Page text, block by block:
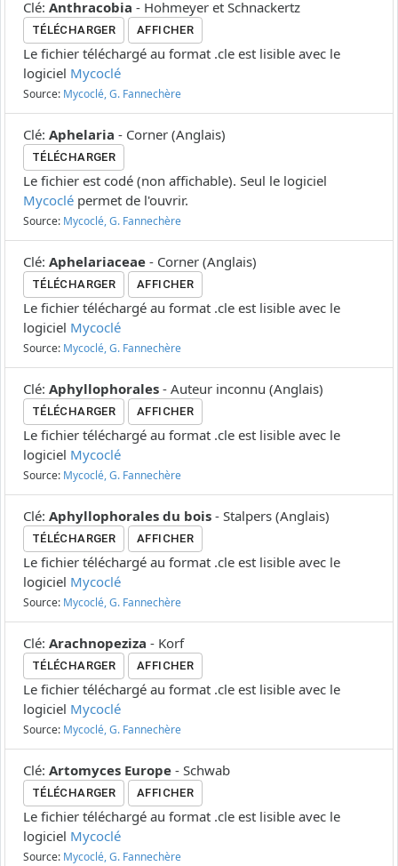
Clé: Anthracobia - Hohmeyer et Schnackertz
TÉLÉCHARGER AFFICHER
Le fichier téléchargé au format .cle est lisible avec le
logiciel Mycoclé
Source: Mycoclé, G. Fannechère
Clé: Aphelaria - Corner (Anglais)
TÉLÉCHARGER
Le fichier est codé (non affichable). Seul le logiciel
Mycoclé permet de l'ouvrir.
Source: Mycoclé, G. Fannechère
Clé: Aphelariaceae - Corner (Anglais)
TÉLÉCHARGER AFFICHER
Le fichier téléchargé au format .cle est lisible avec le
logiciel Mycoclé
Source: Mycoclé, G. Fannechère
Clé: Aphyllophorales - Auteur inconnu (Anglais)
TÉLÉCHARGER AFFICHER
Le fichier téléchargé au format .cle est lisible avec le
logiciel Mycoclé
Source: Mycoclé, G. Fannechère
Clé: Aphyllophorales du bois - Stalpers (Anglais)
TÉLÉCHARGER AFFICHER
Le fichier téléchargé au format .cle est lisible avec le
logiciel Mycoclé
Source: Mycoclé, G. Fannechère
Clé: Arachnopeziza - Korf
TÉLÉCHARGER AFFICHER
Le fichier téléchargé au format .cle est lisible avec le
logiciel Mycoclé
Source: Mycoclé, G. Fannechère
Clé: Artomyces Europe - Schwab
TÉLÉCHARGER AFFICHER
Le fichier téléchargé au format .cle est lisible avec le
logiciel Mycoclé
Source: Mycoclé, G. Fannechère